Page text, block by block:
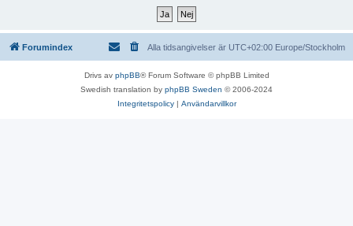
Forumindex Alla tidsangivelser är UTC+02:00 Europe/Stockholm
Drivs av phpBB® Forum Software © phpBB Limited
Swedish translation by phpBB Sweden © 2006-2024
Integritetspolicy| Användarvillkor